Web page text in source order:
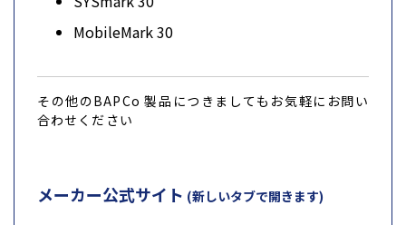
MobileMark 30
その他のBAPCo 製品につきましてもお気軽にお問い
合わせください
メーカー公式サイト (新しいタブで開きます)